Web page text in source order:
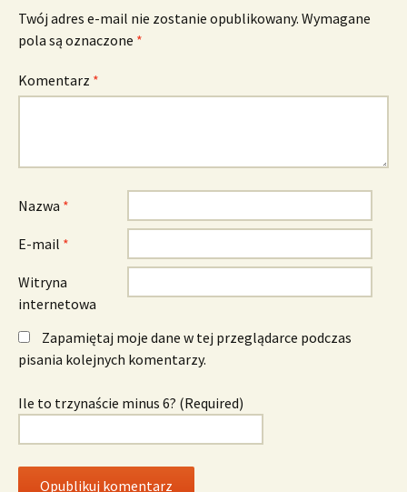
Twój adres e-mail nie zostanie opublikowany. Wymagane
pola są oznaczone *
Komentarz *
Nazwa *
E-mail *
Witryna
internetowa
Zapamiętaj moje dane w tej przeglądarce podczas
pisania kolejnych komentarzy.
Ile to trzynaście minus 6? (Required)